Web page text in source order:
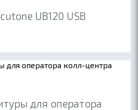
UB120 USB
для оператора